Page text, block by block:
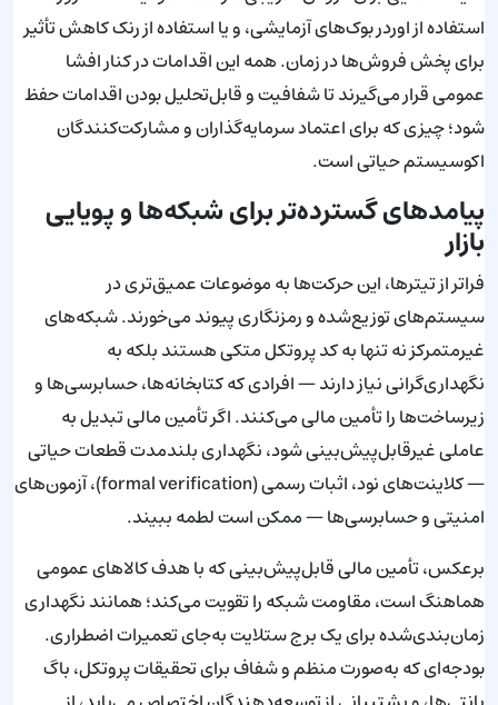
استفاده از اوردر بوک‌های آزمایشی، و یا استفاده از رنک کاهش تأثیر
برای پخش فروش‌ها در زمان. همه این اقدامات در کنار افشا
عمومی قرار می‌گیرند تا شفافیت و قابل‌تحلیل بودن اقدامات حفظ
شود؛ چیزی که برای اعتماد سرمایه‌گذاران و مشارکت‌کنندگان
اکوسیستم حیاتی است.
پیامدهای گسترده‌تر برای شبکه‌ها و پویایی
بازار
فراتر از تیترها، این حرکت‌ها به موضوعات عمیق‌تری در
سیستم‌های توزیع‌شده و رمزنگاری پیوند می‌خورند. شبکه‌های
غیرمتمرکز نه تنها به کد پروتکل متکی هستند بلکه به
نگهداری‌گرانی نیاز دارند — افرادی که کتابخانه‌ها، حسابرسی‌ها و
زیرساخت‌ها را تأمین مالی می‌کنند. اگر تأمین مالی تبدیل به
عاملی غیرقابل‌پیش‌بینی شود، نگهداری بلندمدت قطعات حیاتی
— کلاینت‌های نود، اثبات رسمی (formal verification)، آزمون‌های
امنیتی و حسابرسی‌ها — ممکن است لطمه ببیند.
برعکس، تأمین مالی قابل‌پیش‌بینی که با هدف کالاهای عمومی
هماهنگ است، مقاومت شبکه را تقویت می‌کند؛ همانند نگهداری
زمان‌بندی‌شده برای یک برج ستلایت به‌جای تعمیرات اضطراری.
بودجه‌ای که به‌صورت منظم و شفاف برای تحقیقات پروتکل، باگ